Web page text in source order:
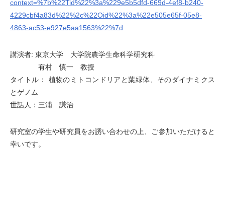
context=%7b%22Tid%22%3a%229e5b5dfd-669d-4ef8-b240-
4229cbf4a83d%22%2c%22Oid%22%3a%22e505e65f-05e8-
4863-ac53-e927e5aa1563%22%7d
講演者: 東京大学 大学院農学生命科学研究科
有村 慎一 教授
タイトル： 植物のミトコンドリアと葉緑体、そのダイナミクス
とゲノム
世話人：三浦 謙治
研究室の学生や研究員をお誘い合わせの上、ご参加いただけると
幸いです。